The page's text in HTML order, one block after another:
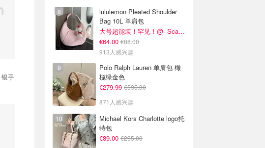
lululemon Pleated Shoulder
Bag 10L 单肩包
大号超能装！罕见！@- Scarlett
€64.00 €88.00
913人感兴趣
Polo Ralph Lauren 单肩包 橄
榄绿金色
€279.99 €595.00
871人感兴趣
Michael Kors Charlotte logo托
特包
€89.00 €295.00